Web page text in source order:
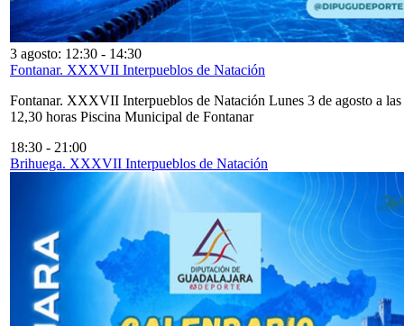
3 agosto: 12:30 - 14:30
Fontanar. XXXVII Interpueblos de Natación
Fontanar. XXXVII Interpueblos de Natación Lunes 3 de agosto a las
12,30 horas Piscina Municipal de Fontanar
18:30 - 21:00
Brihuega. XXXVII Interpueblos de Natación